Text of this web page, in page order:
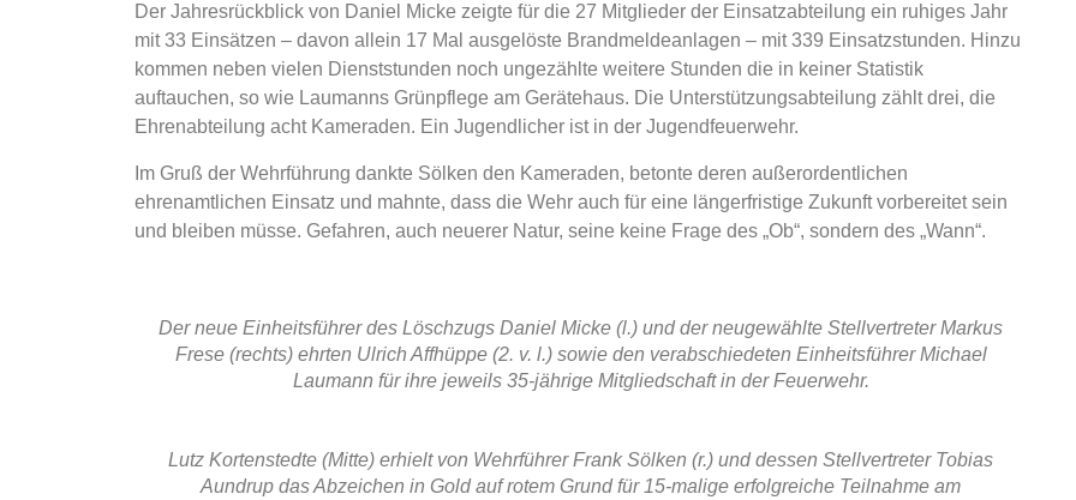
Der Jahresrückblick von Daniel Micke zeigte für die 27 Mitglieder der Einsatzabteilung ein ruhiges Jahr
mit 33 Einsätzen – davon allein 17 Mal ausgelöste Brandmeldeanlagen – mit 339 Einsatzstunden. Hinzu
kommen neben vielen Dienststunden noch ungezählte weitere Stunden die in keiner Statistik
auftauchen, so wie Laumanns Grünpflege am Gerätehaus. Die Unterstützungsabteilung zählt drei, die
Ehrenabteilung acht Kameraden. Ein Jugendlicher ist in der Jugendfeuerwehr.
Im Gruß der Wehrführung dankte Sölken den Kameraden, betonte deren außerordentlichen
ehrenamtlichen Einsatz und mahnte, dass die Wehr auch für eine längerfristige Zukunft vorbereitet sein
und bleiben müsse. Gefahren, auch neuerer Natur, seine keine Frage des „Ob“, sondern des „Wann“.
Der neue Einheitsführer des Löschzugs Daniel Micke (l.) und der neugewählte Stellvertreter Markus
Frese (rechts) ehrten Ulrich Affhüppe (2. v. l.) sowie den verabschiedeten Einheitsführer Michael
Laumann für ihre jeweils 35-jährige Mitgliedschaft in der Feuerwehr.
Lutz Kortenstedte (Mitte) erhielt von Wehrführer Frank Sölken (r.) und dessen Stellvertreter Tobias
Aundrup das Abzeichen in Gold auf rotem Grund für 15-malige erfolgreiche Teilnahme am